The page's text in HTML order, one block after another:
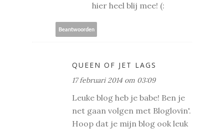
hier heel blij mee! (:
Beantwoorden
QUEEN OF JET LAGS
17 februari 2014 om 03:09
Leuke blog heb je babe! Ben je
net gaan volgen met Bloglovin'.
Hoop dat je mijn blog ook leuk